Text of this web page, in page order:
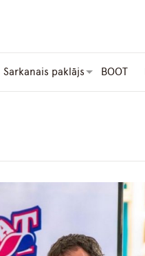
Sarkanais paklājs BOOT